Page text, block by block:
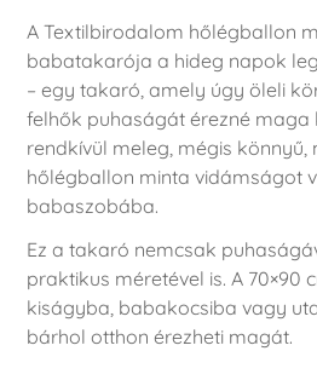
A Textilbirodalom hőlégballon
babatakarója a hideg napok
– egy takaró, amely úgy öleli
felhők puhaságát érezné maga
rendkívül meleg, mégis könnyű,
hőlégballon minta vidámságot
babaszobába.
Ez a takaró nemcsak
praktikus méretével is. A 70×90
kiságyba, babakocsiba vagy
bárhol otthon érezheti magát.